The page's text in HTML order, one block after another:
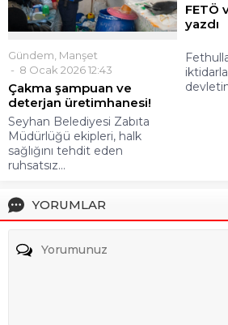
Gündem Manşet
8 Ocak 2026 12:43
Çakma şampuan ve
deterjan üretimhanesi!
Seyhan Belediyesi Zabıta
Müdürlüğü ekipleri, halk
sağlığını tehdit eden
ruhsatsız...
FETÖ
yazdı
YORUMLAR